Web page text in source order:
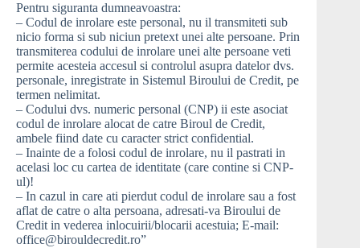
Pentru siguranta dumneavoastra:
– Codul de inrolare este personal, nu il transmiteti sub
nicio forma si sub niciun pretext unei alte persoane. Prin
transmiterea codului de inrolare unei alte persoane veti
permite acesteia accesul si controlul asupra datelor dvs.
personale, inregistrate in Sistemul Biroului de Credit, pe
termen nelimitat.
– Codului dvs. numeric personal (CNP) ii este asociat
codul de inrolare alocat de catre Biroul de Credit,
ambele fiind date cu caracter strict confidential.
– Inainte de a folosi codul de inrolare, nu il pastrati in
acelasi loc cu cartea de identitate (care contine si CNP-
ul)!
– In cazul in care ati pierdut codul de inrolare sau a fost
aflat de catre o alta persoana, adresati-va Biroului de
Credit in vederea inlocuirii/blocarii acestuia; E-mail:
office@birouldecredit.ro”